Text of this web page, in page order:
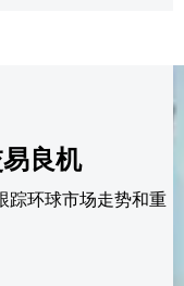
良机
踪环球市场走势和重